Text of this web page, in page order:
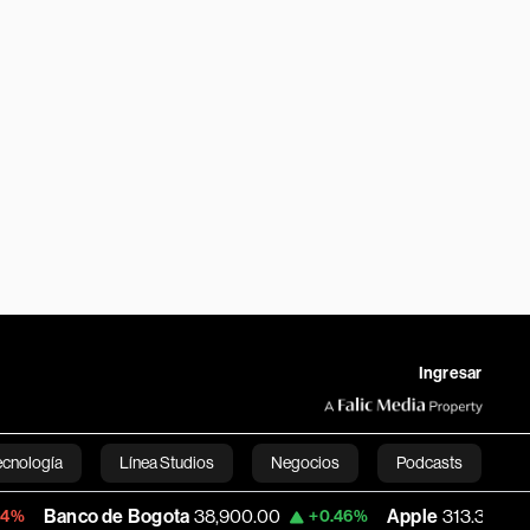
Ingresar
Línea Studios Negocios Podcasts
English
de Bogota 38,900.00 +0.46% Apple 313.305 +0.25%